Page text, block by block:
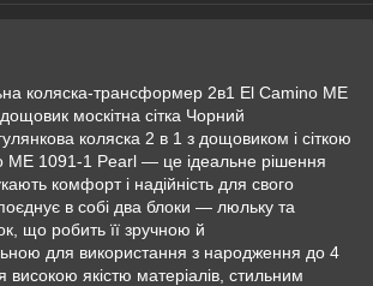
коляска-трансформер 2в1 El Camino ME
москітна сітка Чорний
коляска 2 в 1 з дощовиком і сіткою
ME 1091-1 Pearl — це ідеальне рішення
комфорт і надійність для свого
в собі два блоки — люльку та
що робить її зручною й
для використання з народження до 4
високою якістю матеріалів, стильним